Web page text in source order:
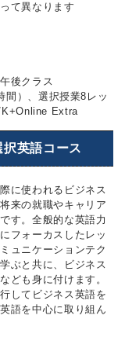
て異なります
後クラス
間）、選択授業8レッ
K+Online Extra
英語コース
に使われるビジネス
来の就職やキャリア
す。全般的な英語力
フォーカスしたレッ
ュニケーションテク
ぶと共に、ビジネス
ども身に付けます。
してビジネス英語を
語を中心に取り組ん